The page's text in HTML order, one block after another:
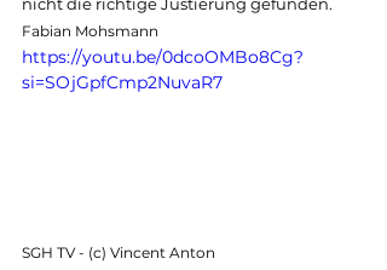
Fabian Mohsmann
https://youtu.be/0dcoOMBo8Cg?
si=SOjGpfCmp2NuvaR7
SGH TV - (c) Vincent Anton